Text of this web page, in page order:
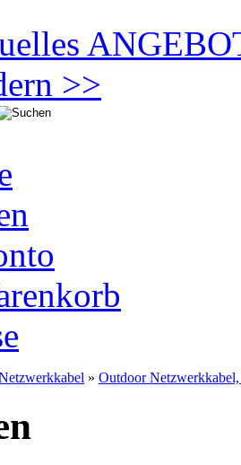
>>
» Outdoor